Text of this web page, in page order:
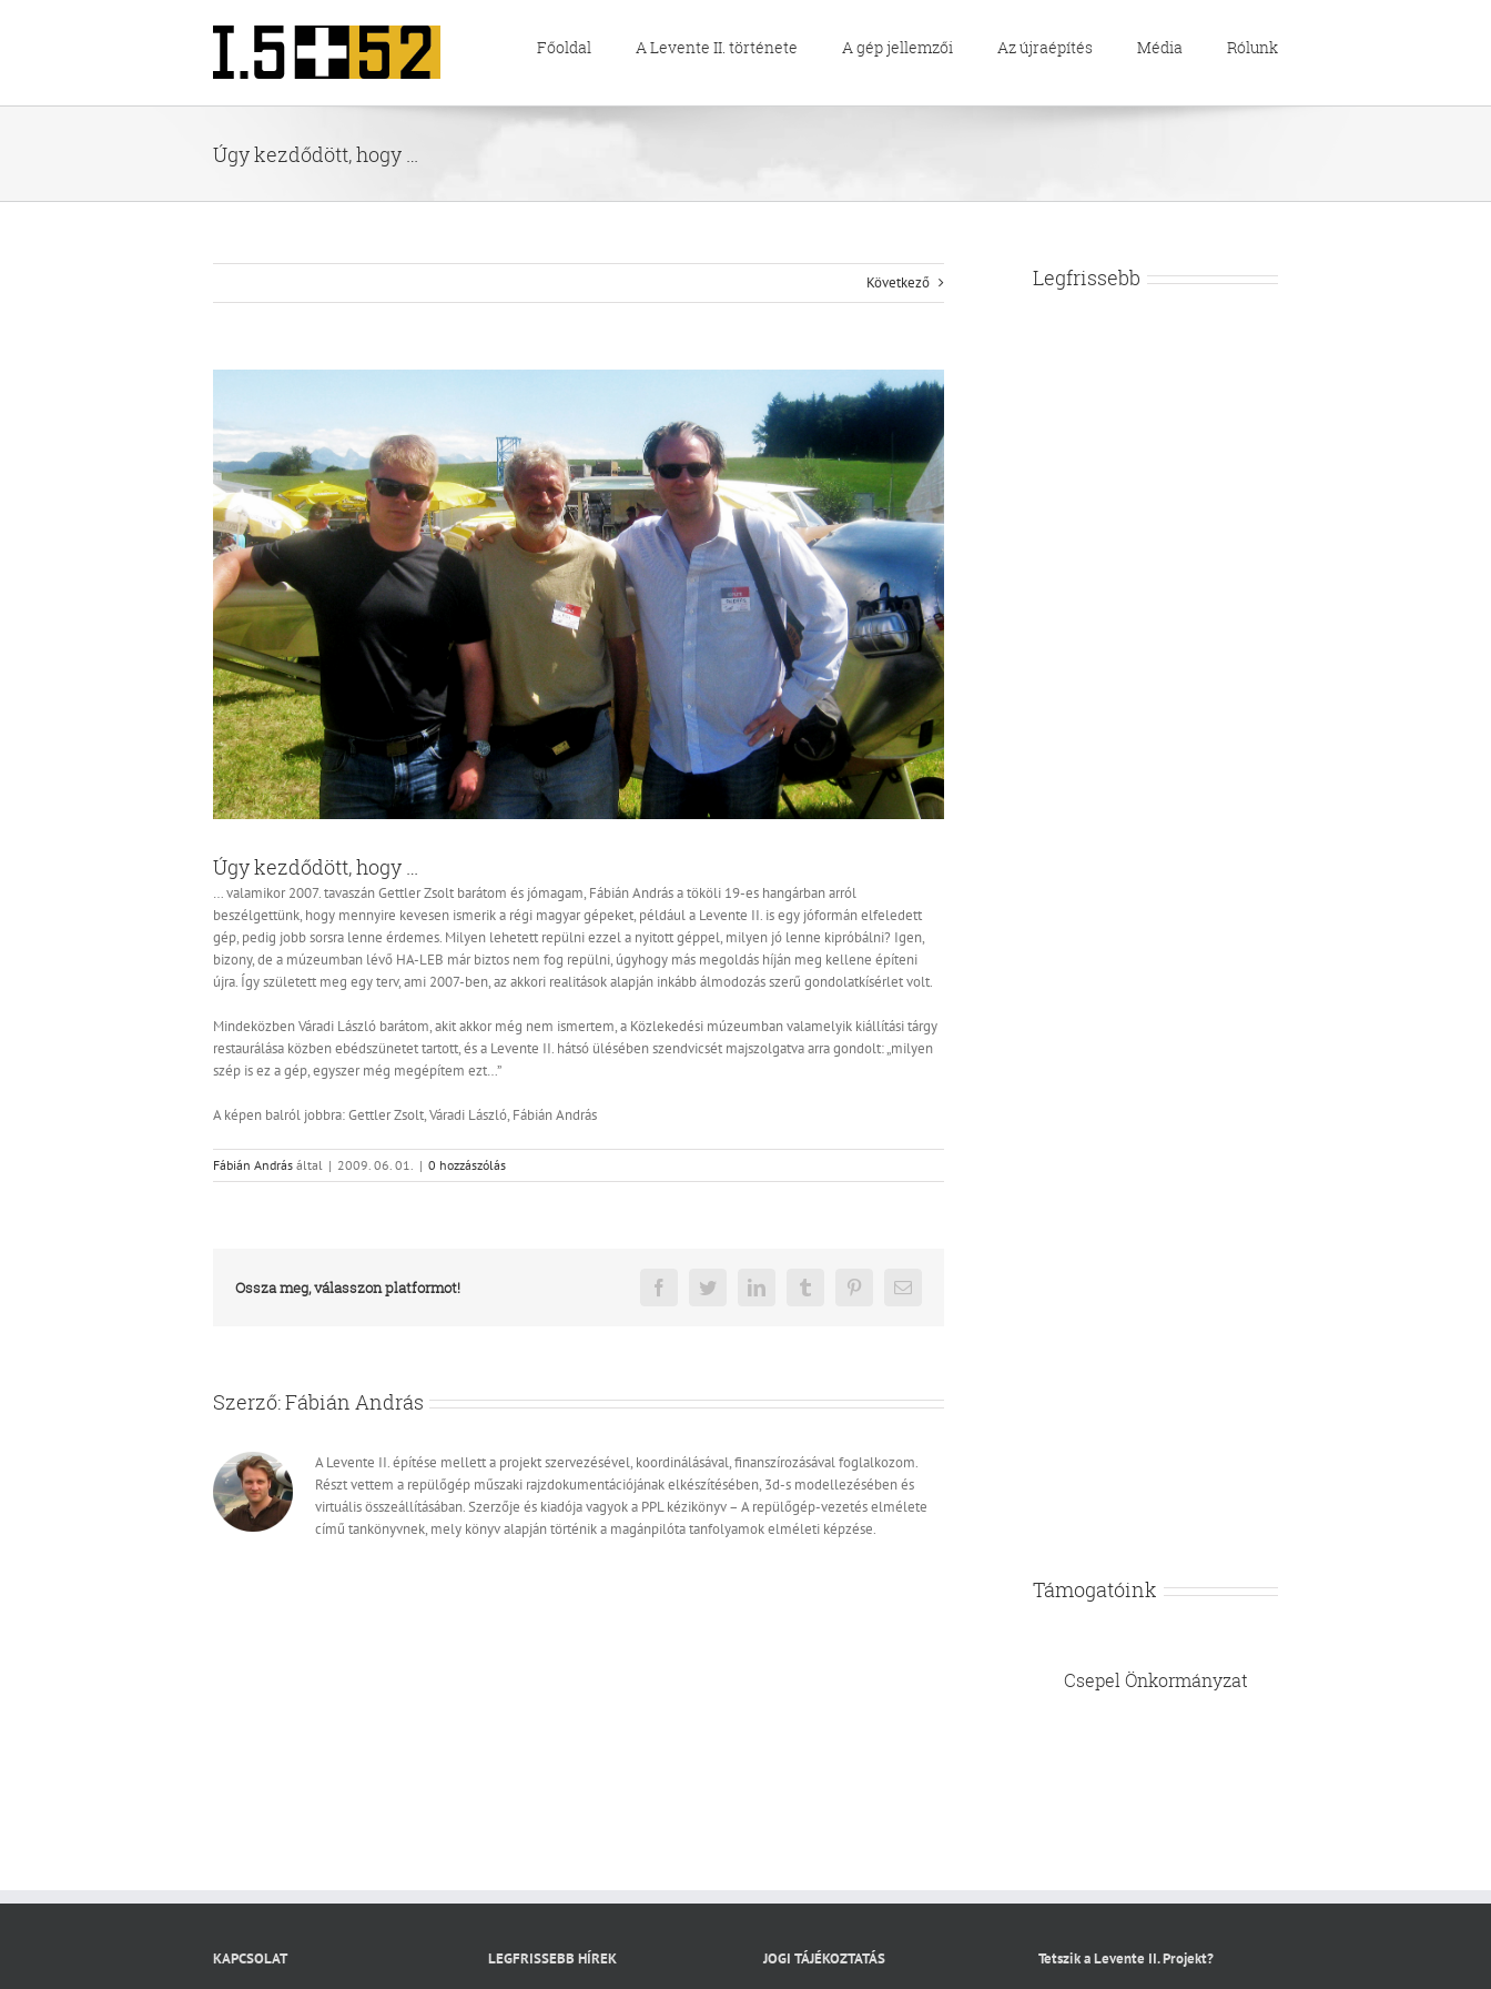
Főoldal A Levente II. története A gép jellemzői Az újraépítés Média Rólunk
Úgy kezdődött, hogy …
Következő
Úgy kezdődött, hogy …
… valamikor 2007. tavaszán Gettler Zsolt barátom és jómagam, Fábián András a tököli 19-es hangárban arról
beszélgettünk, hogy mennyire kevesen ismerik a régi magyar gépeket, például a Levente II. is egy jóformán elfeledett
gép, pedig jobb sorsra lenne érdemes. Milyen lehetett repülni ezzel a nyitott géppel, milyen jó lenne kipróbálni? Igen,
bizony, de a múzeumban lévő HA-LEB már biztos nem fog repülni, úgyhogy más megoldás híján meg kellene építeni
újra. Így született meg egy terv, ami 2007-ben, az akkori realitások alapján inkább álmodozás szerű gondolatkísérlet volt.
Mindeközben Váradi László barátom, akit akkor még nem ismertem, a Közlekedési múzeumban valamelyik kiállítási tárgy
restaurálása közben ebédszünetet tartott, és a Levente II. hátsó ülésében szendvicsét majszolgatva arra gondolt: „milyen
szép is ez a gép, egyszer még megépítem ezt…”
A képen balról jobbra: Gettler Zsolt, Váradi László, Fábián András
Fábián András által | 2009. 06. 01. | 0 hozzászólás
Ossza meg, válasszon platformot! FacebookTwitterLinkedInTumblrPinterestEmail:
Szerző:Fábián András
A Levente II. építése mellett a projekt szervezésével, koordinálásával, finanszírozásával foglalkozom.
Részt vettem a repülőgép műszaki rajzdokumentációjának elkészítésében, 3d-s modellezésében és
virtuális összeállításában. Szerzője és kiadója vagyok a PPL kézikönyv – A repülőgép-vezetés elmélete
című tankönyvnek, mely könyv alapján történik a magánpilóta tanfolyamok elméleti képzése.
Legfrissebb
Támogatóink
Csepel Önkormányzat
KAPCSOLAT LEGFRISSEBB HÍREK JOGI TÁJÉKOZTATÁS Tetszik a Levente II. Projekt?